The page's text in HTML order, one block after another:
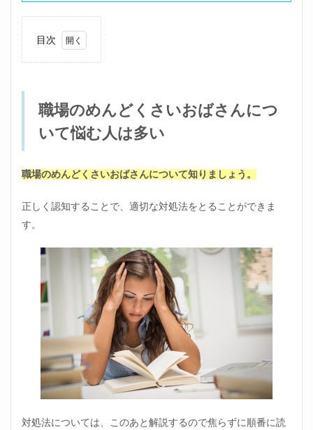
目次
くさ
ばさ
て悩
い
職場
係に
悩ん
でい
は多
2
職場
のめ
くさ
職場のめんどくさいおばさんにつ
いて悩む人は多い
職場のめんどくさいおばさんについて知りましょう。
正しく認知することで、適切な対処法をとることができま
す。
対処法については、このあと解説するので焦らずに順番に読